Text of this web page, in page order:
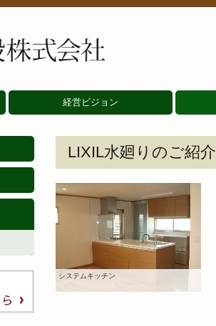
経営ビジョン
LIXIL水廻りのご紹介
システムキッチン